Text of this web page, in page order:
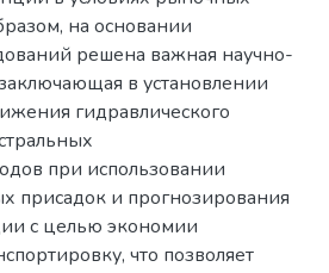
на основании
решена важная научно-
в установлении
гидравлического
при использовании
присадок и прогнозирования
с целью экономии
что позволяет